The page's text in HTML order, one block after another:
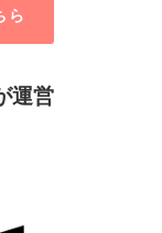
ら
運営